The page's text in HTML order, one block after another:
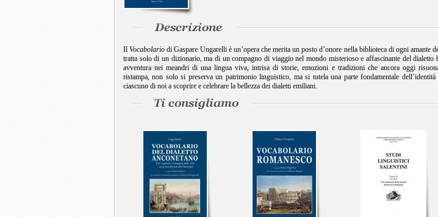
IlVocabolariodi Gaspare Ungarelli è un’opera che merita un posto d’onore nella biblioteca di ogni amante
tratta solo di un dizionario, ma di un compagno di viaggio nel mondo misterioso e affascinante del dialetto
avventura nei meandri di una lingua viva, intrisa di storie, emozioni e tradizioni che ancora oggi
ristampa, non solo si preserva un patrimonio linguistico, ma si tutela una parte fondamentale
ciascuno di noi a scoprire e celebrare la bellezza dei dialetti emiliani.